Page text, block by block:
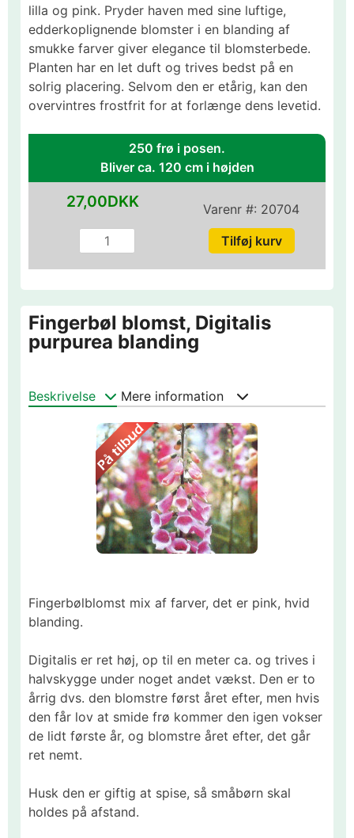
lilla og pink. Pryder haven med sine luftige,
edderkoplignende blomster i en blanding af
smukke farver giver elegance til blomsterbede.
Planten har en let duft og trives bedst på en
solrig placering. Selvom den er etårig, kan den
overvintres frostfrit for at forlænge dens levetid.
250 frø i posen.
Bliver ca. 120 cm i højden
Varenr #: 20704
27,00DKK
Fingerbøl blomst, Digitalis
purpurea blanding
Beskrivelse Mere information
Fingerbølblomst mix af farver, det er pink, hvid
blanding.
Digitalis er ret høj, op til en meter ca. og trives i
halvskygge under noget andet vækst. Den er to
årrig dvs. den blomstre først året efter, men hvis
den får lov at smide frø kommer den igen vokser
de lidt første år, og blomstre året efter, det går
ret nemt.
Husk den er giftig at spise, så småbørn skal
holdes på afstand.